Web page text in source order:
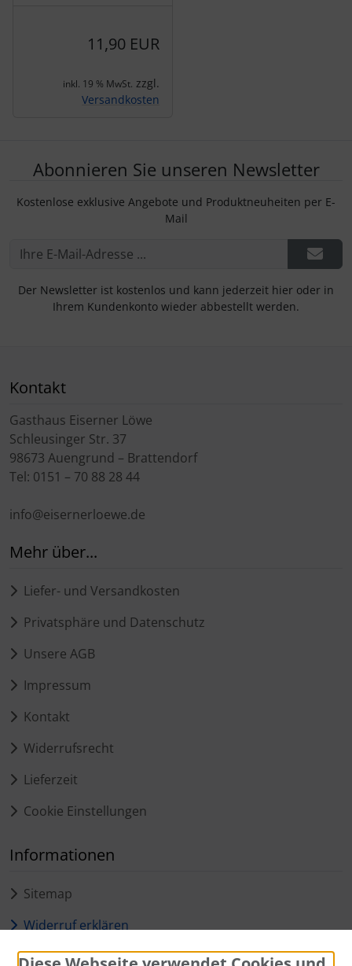
11,90 EUR
inkl. 19 % MwSt. zzgl.
Versandkosten
Abonnieren Sie unseren Newsletter
Kostenlose exklusive Angebote und Produktneuheiten per E-
Mail
Der Newsletter ist kostenlos und kann jederzeit hier oder in
Ihrem Kundenkonto wieder abbestellt werden.
Kontakt
Gasthaus Eiserner Löwe
Schleusinger Str. 37
98673 Auengrund – Brattendorf
Tel: 0151 – 70 88 28 44
info@eisernerloewe.de
Mehr über...
Liefer- und Versandkosten
Privatsphäre und Datenschutz
Unsere AGB
Impressum
Kontakt
Widerrufsrecht
Lieferzeit
Cookie Einstellungen
Informationen
Sitemap
Widerruf erklären